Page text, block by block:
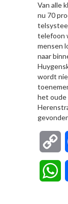
Van alle
nu 70
telefoon
mensen
naar
wordt
het oude